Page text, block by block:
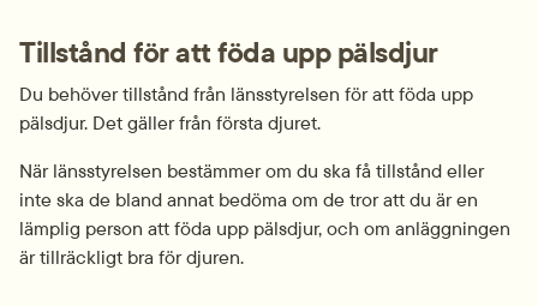
Tillstånd för att föda upp pälsdjur
Du behöver tillstånd från länsstyrelsen för att föda upp
pälsdjur. Det gäller från första djuret.
När länsstyrelsen bestämmer om du ska få tillstånd eller
inte ska de bland annat bedöma om de tror att du är en
lämplig person att föda upp pälsdjur, och om anläggningen
är tillräckligt bra för djuren.